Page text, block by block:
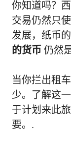
你知道吗？
交易仍然只
发展，纸币
的货币 仍然
当你拦出租
少。了解这
于计划来此
要。.